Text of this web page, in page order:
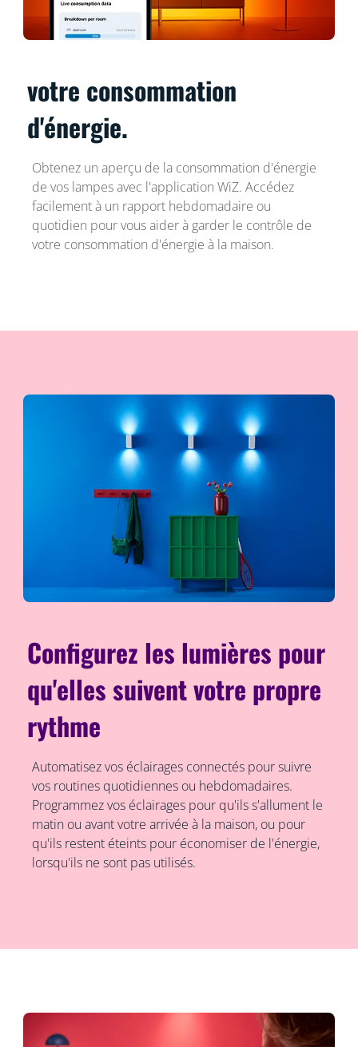
votre consommation
d'énergie.
Obtenez un aperçu de la consommation d'énergie
de vos lampes avec l'application WiZ. Accédez
facilement à un rapport hebdomadaire ou
quotidien pour vous aider à garder le contrôle de
votre consommation d'énergie à la maison.
Configurez les lumières pour
qu'elles suivent votre propre
rythme
Automatisez vos éclairages connectés pour suivre
vos routines quotidiennes ou hebdomadaires.
Programmez vos éclairages pour qu'ils s'allument le
matin ou avant votre arrivée à la maison, ou pour
qu'ils restent éteints pour économiser de l'énergie,
lorsqu'ils ne sont pas utilisés.